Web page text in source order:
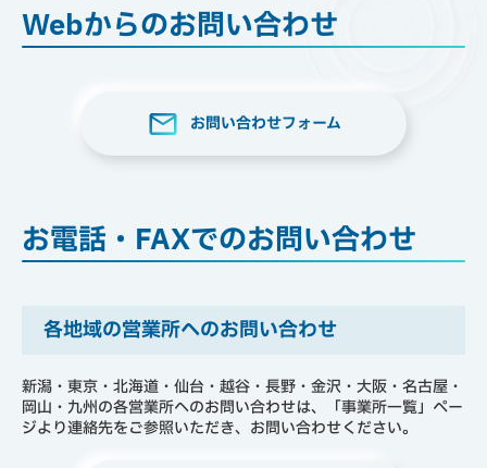
Webからのお問い合わせ
お問い合わせフォーム
お電話・FAXでのお問い合わせ
各地域の営業所へのお問い合わせ
新潟・東京・北海道・仙台・越谷・長野・金沢・大阪・名古屋・
岡山・九州の各営業所へのお問い合わせは、「事業所一覧」ペー
ジより連絡先をご参照いただき、お問い合わせください。